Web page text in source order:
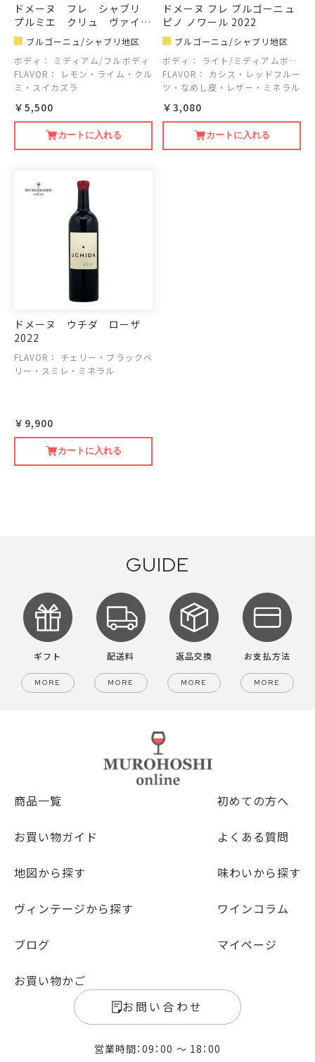
ドメーヌ フレ シャブリ
プルミエ クリュ ヴァイヨ
ン 2022
ブルゴーニュ/シャブリ地区
ボディ：
ミディアム/フルボディ
FLAVOR：
レモン・ライム・クル
ミ・スイカズラ
￥5,500
カートに入れる
ドメーヌ フレ ブルゴーニュ
ピノ ノワール 2022
ブルゴーニュ/シャブリ地区
ボディ：
ライト/ミディアムボデ
ィ
FLAVOR：
カシス・レッドフルー
ツ・なめし皮・レザー・ミネラル
￥3,080
カートに入れる
ドメーヌ ウチダ ローザ
2022
FLAVOR：
チェリー・ブラックベ
リー・スミレ・ミネラル
￥9,900
カートに入れる
GUIDE
ギフト
MORE
配送料
MORE
返品交換
MORE
お支払方法
MORE
商品一覧 初めての方へ
お買い物ガイド よくある質問
味わいから探す
ヴィンテージから探す
地図から探す
ワインコラム
ブログ マイページ
お買い物かご
お問い合わせ
営業時間：09：00 〜 18：00